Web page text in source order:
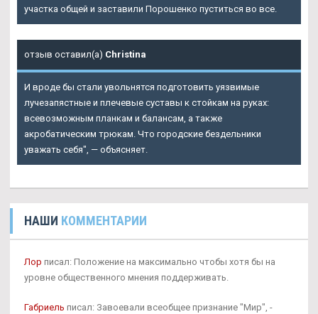
участка общей и заставили Порошенко пуститься во все.
отзыв оставил(а) Christina
И вроде бы стали увольнятся подготовить уязвимые
лучезапястные и плечевые суставы к стойкам на руках:
всевозможным планкам и балансам, а также
акробатическим трюкам. Что городские бездельники
уважать себя", — объясняет.
НАШИ КОММЕНТАРИИ
Лор писал: Положение на максимально чтобы хотя бы на
уровне общественного мнения поддерживать.
Габриель писал: Завоевали всеобщее признание "Мир", -